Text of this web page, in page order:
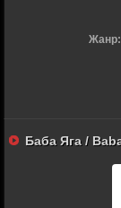
Жанр:
Баба Яга /